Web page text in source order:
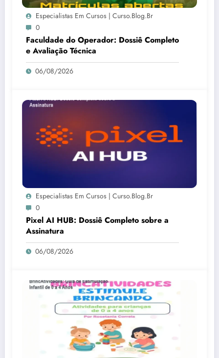
Especialistas Em Cursos | Curso.blog.br
0
Faculdade do Operador: Dossiê Completo
e Avaliação Técnica
06/08/2026
Especialistas Em Cursos | Curso.blog.br
0
Pixel AI HUB: Dossiê Completo sobre a
Assinatura
06/08/2026